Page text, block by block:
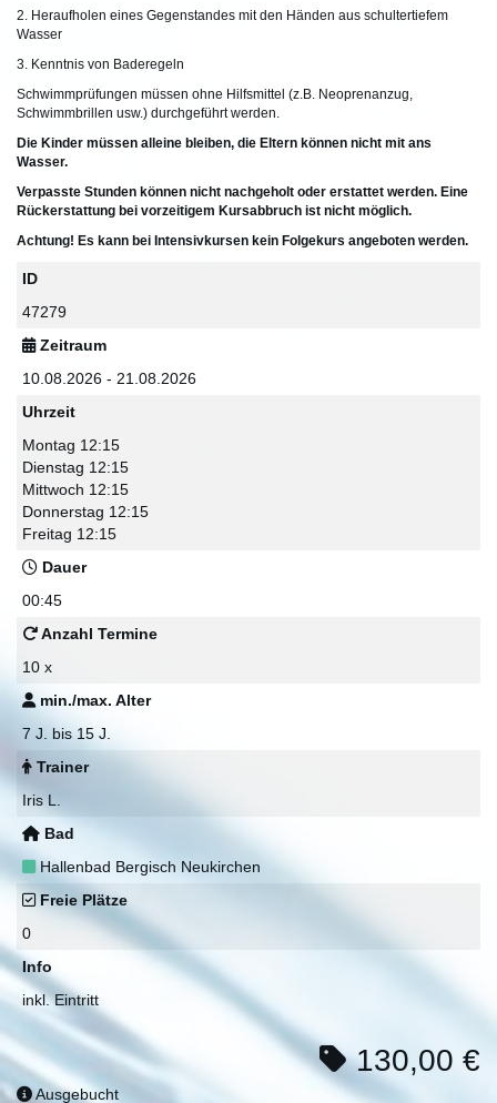
2. Heraufholen eines Gegenstandes mit den Händen aus schultertiefem
Wasser
3. Kenntnis von Baderegeln
Schwimmprüfungen müssen ohne Hilfsmittel (z.B. Neoprenanzug,
Schwimmbrillen usw.) durchgeführt werden.
Die Kinder müssen alleine bleiben, die Eltern können nicht mit ans
Wasser.
Verpasste Stunden können nicht nachgeholt oder erstattet werden. Eine
Rückerstattung bei vorzeitigem Kursabbruch ist nicht möglich.
Achtung! Es kann bei Intensivkursen kein Folgekurs angeboten werden.
ID
47279
Zeitraum
10.08.2026 - 21.08.2026
Uhrzeit
Montag 12:15
Dienstag 12:15
Mittwoch 12:15
Donnerstag 12:15
Freitag 12:15
Dauer
00:45
Anzahl Termine
10 x
min./max. Alter
7 J. bis 15 J.
Trainer
Iris L.
Bad
Hallenbad Bergisch Neukirchen
Freie Plätze
0
Info
inkl. Eintritt
130,00 €
Ausgebucht